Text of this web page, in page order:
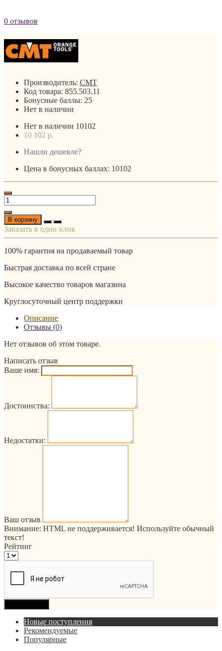
0 отзывов
Производитель: CMT
Код товара: 855.503.11
Бонусные баллы: 25
Нет в наличии
Нет в наличии 10102
10 102 р.
Нашли дешевле?
Цена в бонусных баллах: 10102
В корзину
Заказать в один клик
100% гарантия на продаваемый товар
Быстрая доставка по всей стране
Высокое качество товаров магазина
Круглосуточный центр поддержки
Описание
Отзывы (0)
Нет отзывов об этом товаре.
Написать отзыв
Ваше имя:
Достоинства:
Недостатки:
Ваш отзыв
Внимание: HTML не поддерживается! Используйте обычный
текст!
Рейтинг
Новые поступления
Рекомендуемые
Популярные